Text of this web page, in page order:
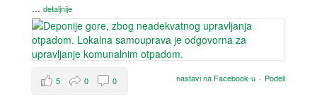
... detaljnije
nastavi na Facebook-u · Podeli
5 0 0